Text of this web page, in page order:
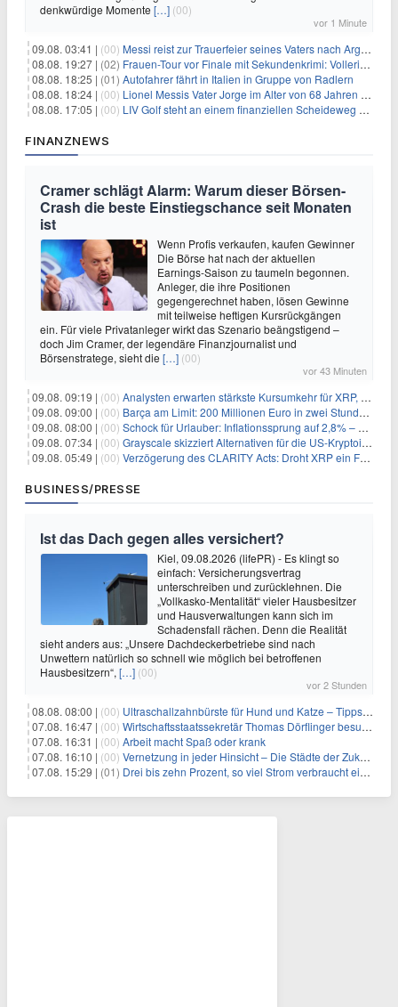
denkwürdige Momente […] (00)
vor 1 Minute
09.08. 03:41 | (00) Messi reist zur Trauerfeier seines Vaters nach Argentinien
08.08. 19:27 | (02) Frauen-Tour vor Finale mit Sekundenkrimi: Vollering in Gelb
08.08. 18:25 | (01) Autofahrer fährt in Italien in Gruppe von Radlern
08.08. 18:24 | (00) Lionel Messis Vater Jorge im Alter von 68 Jahren gestorben
08.08. 17:05 | (00) LIV Golf steht an einem finanziellen Scheideweg auf der Suche nach neuen Investitionen
FINANZNEWS
Cramer schlägt Alarm: Warum dieser Börsen-
Crash die beste Einstiegschance seit Monaten
ist
Wenn Profis verkaufen, kaufen Gewinner
Die Börse hat nach der aktuellen
Earnings-Saison zu taumeln begonnen.
Anleger, die ihre Positionen
gegengerechnet haben, lösen Gewinne
mit teilweise heftigen Kursrückgängen
ein. Für viele Privatanleger wirkt das Szenario beängstigend –
doch Jim Cramer, der legendäre Finanzjournalist und
Börsenstratege, sieht die […] (00)
vor 43 Minuten
09.08. 09:19 | (00) Analysten erwarten stärkste Kursumkehr für XRP, während Polymarket skeptisch bleibt
09.08. 09:00 | (00) Barça am Limit: 200 Millionen Euro in zwei Stunden – warum dieser Schuldentrip hochgefährlich wird
09.08. 08:00 | (00) Schock für Urlauber: Inflationssprung auf 2,8% – Diese Preise explodieren jetzt
09.08. 07:34 | (00) Grayscale skizziert Alternativen für die US-Kryptoindustrie ohne CLARITY Act
09.08. 05:49 | (00) Verzögerung des CLARITY Acts: Droht XRP ein Fall unter die $1-Marke?
BUSINESS/PRESSE
Ist das Dach gegen alles versichert?
Kiel, 09.08.2026 (lifePR) - Es klingt so
einfach: Versicherungsvertrag
unterschreiben und zurücklehnen. Die
„Vollkasko-Mentalität“ vieler Hausbesitzer
und Hausverwaltungen kann sich im
Schadensfall rächen. Denn die Realität
sieht anders aus: „Unsere Dachdeckerbetriebe sind nach
Unwettern natürlich so schnell wie möglich bei betroffenen
Hausbesitzern“, […] (00)
vor 2 Stunden
08.08. 08:00 | (00) Ultraschallzahnbürste für Hund und Katze – Tipps zur erfolgreichen Eingewöhnung
07.08. 16:47 | (00) Wirtschaftsstaatssekretär Thomas Dörflinger besucht Handwerksbetrieb im Kammerbezirk Freiburg
07.08. 16:31 | (00) Arbeit macht Spaß oder krank
07.08. 16:10 | (00) Vernetzung in jeder Hinsicht – Die Städte der Zukunft sind grün-blau
07.08. 15:29 | (01) Drei bis zehn Prozent, so viel Strom verbraucht ein Aufzug im Gebäude